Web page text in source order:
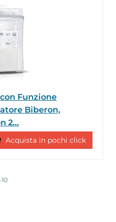
Funzione
Biberon,
2...
Acquista in pochi click